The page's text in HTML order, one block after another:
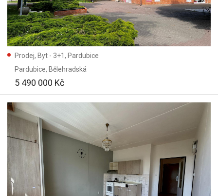
Prodej, Byt - 3+1, Pardubice
Pardubice, Bělehradská
5 490 000 Kč